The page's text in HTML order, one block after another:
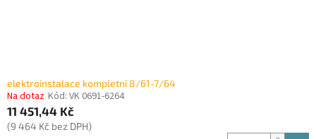
elektroinstalace kompletní 8/61-7/64
Na dotaz Kód: VK 0691-6264
11 451,44 Kč
(9 464 Kč bez DPH)